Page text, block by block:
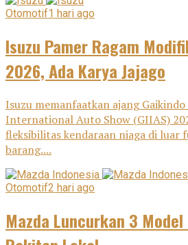
Otomotif1 hari ago
Isuzu Pamer Ragam
2026, Ada Karya Jajago
Isuzu memanfaatkan ajang
International Auto Show (GIIAS)
fleksibilitas kendaraan niaga di luar
barang....
Otomotif2 hari ago
Mazda Luncurkan 3 Model